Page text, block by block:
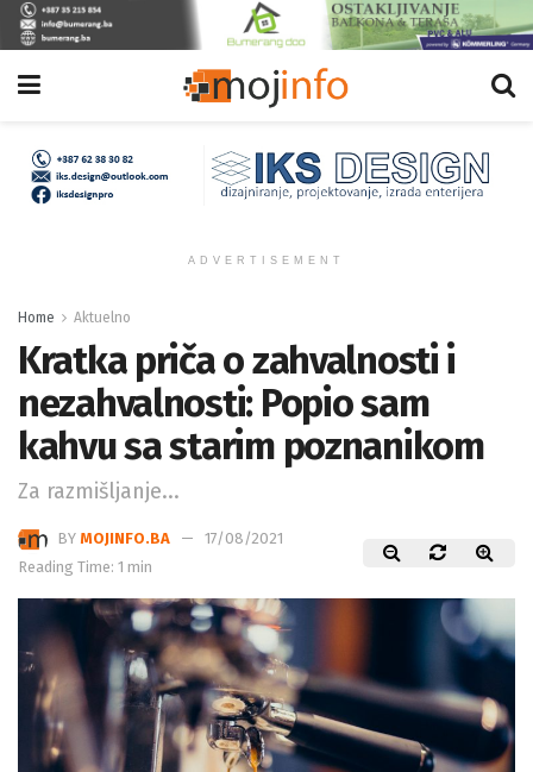
ADVERTISEMENT
Home Aktuelno
Kratka priča o zahvalnosti i
nezahvalnosti: Popio sam
kahvu sa starim poznanikom
Za razmišljanje...
BY MOJINFO.BA
17/08/2021
Reading Time: 1 min